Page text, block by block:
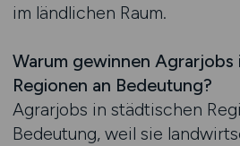
im ländlichen Raum.
Warum gewinnen Agrarjobs
Regionen an Bedeutung?
Agrarjobs in städtischen
Bedeutung, weil sie